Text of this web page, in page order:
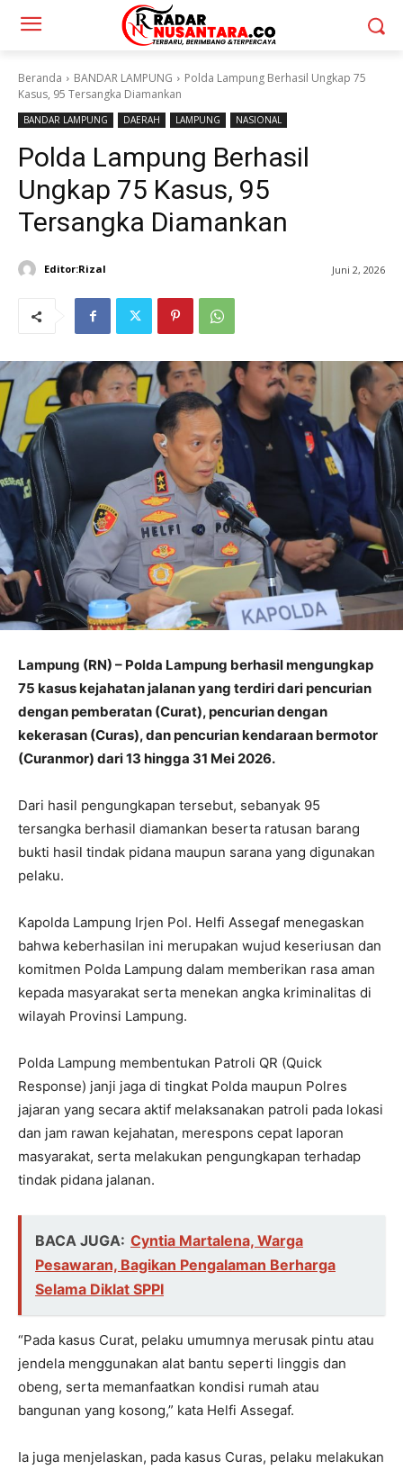
Beranda BANDAR LAMPUNG
Polda Lampung Berhasil Ungkap 75
Kasus, 95 Tersangka Diamankan
BANDAR LAMPUNG DAERAH LAMPUNG NASIONAL
Polda Lampung Berhasil
Ungkap 75 Kasus, 95
Tersangka Diamankan
Editor:Rizal Juni 2, 2026
Lampung (RN) – Polda Lampung berhasil mengungkap
75 kasus kejahatan jalanan yang terdiri dari pencurian
dengan pemberatan (Curat), pencurian dengan
kekerasan (Curas), dan pencurian kendaraan bermotor
(Curanmor) dari 13 hingga 31 Mei 2026.
Dari hasil pengungkapan tersebut, sebanyak 95
tersangka berhasil diamankan beserta ratusan barang
bukti hasil tindak pidana maupun sarana yang digunakan
pelaku.
Kapolda Lampung Irjen Pol. Helfi Assegaf menegaskan
bahwa keberhasilan ini merupakan wujud keseriusan dan
komitmen Polda Lampung dalam memberikan rasa aman
kepada masyarakat serta menekan angka kriminalitas di
wilayah Provinsi Lampung.
Polda Lampung membentukan Patroli QR (Quick
Response) janji jaga di tingkat Polda maupun Polres
jajaran yang secara aktif melaksanakan patroli pada lokasi
dan jam rawan kejahatan, merespons cepat laporan
masyarakat, serta melakukan pengungkapan terhadap
tindak pidana jalanan.
BACA JUGA: Cyntia Martalena, Warga
Pesawaran, Bagikan Pengalaman Berharga
Selama Diklat SPPI
“Pada kasus Curat, pelaku umumnya merusak pintu atau
jendela menggunakan alat bantu seperti linggis dan
obeng, serta memanfaatkan kondisi rumah atau
bangunan yang kosong,” kata Helfi Assegaf.
Ia juga menjelaskan, pada kasus Curas, pelaku melakukan